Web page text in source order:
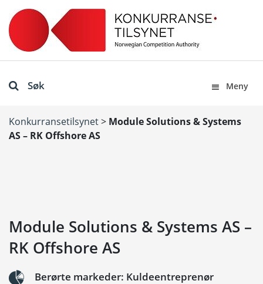
Søk Meny
Konkurransetilsynet> Module Solutions & Systems
AS – RK Offshore AS
Module Solutions & Systems AS –
RK Offshore AS
Berørte markeder: Kuldeentreprenør